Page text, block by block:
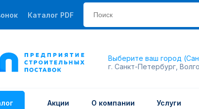
Каталог PDF
Выберите ваш город
г. Санкт-Петербург,
Акции О компании Услуги